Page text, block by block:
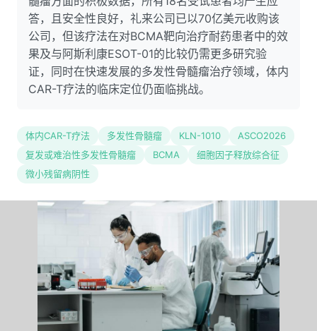
答，且安全性良好，礼来公司已以70亿美元收购该
公司，但该疗法在对BCMA靶向治疗耐药患者中的效
果及与阿斯利康ESOT-01的比较仍需更多研究验
证，同时在快速发展的多发性骨髓瘤治疗领域，体内
CAR-T疗法的临床定位仍面临挑战。
体内CAR-T疗法 多发性骨髓瘤 KLN-1010
ASCO2026
复发或难治性多发性骨髓瘤
BCMA
细胞因子释放综合征
微小残留病阴性